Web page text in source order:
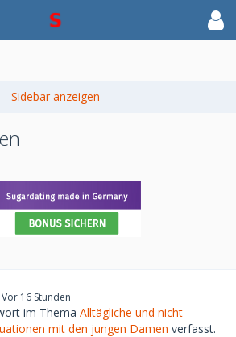
Vor 16 Stunden
im Thema Alltägliche und nicht-
mit den jungen Damen verfasst.